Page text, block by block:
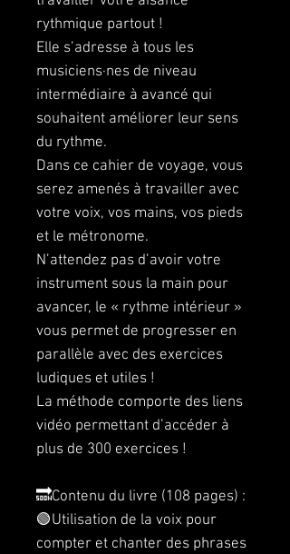
rythmique partout !
Elle s’adresse à tous les
musiciens·nes de niveau
intermédiaire à avancé qui
souhaitent améliorer leur sens
du rythme.
Dans ce cahier de voyage, vous
serez amenés à travailler avec
votre voix, vos mains, vos pieds
et le métronome.
N’attendez pas d’avoir votre
instrument sous la main pour
avancer, le « rythme intérieur »
vous permet de progresser en
parallèle avec des exercices
ludiques et utiles !
La méthode comporte des liens
vidéo permettant d’accéder à
plus de 300 exercices !
🔜Contenu du livre (108 pages) :
🟢Utilisation de la voix pour
compter et chanter des phrases